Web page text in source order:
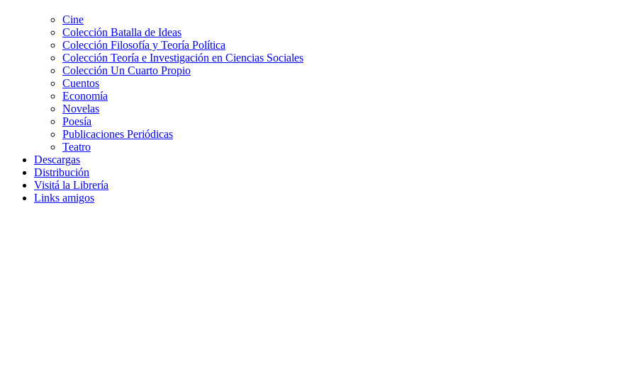
Cine
Colección Batalla de Ideas
Colección Filosofía y Teoría Política
Colección Teoría e Investigación en Ciencias Sociales
Colección Un Cuarto Propio
Cuentos
Economía
Novelas
Poesía
Publicaciones Periódicas
Teatro
Descargas
Distribución
Visitá la Librería
Links amigos